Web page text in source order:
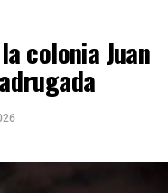
cuerpo e inició la
para esclarecer
colonia Juan